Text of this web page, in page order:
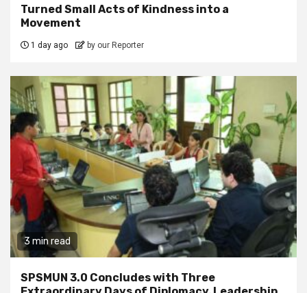
Turned Small Acts of Kindness into a
Movement
1 day ago by our Reporter
3 min read
SPSMUN 3.0 Concludes with Three